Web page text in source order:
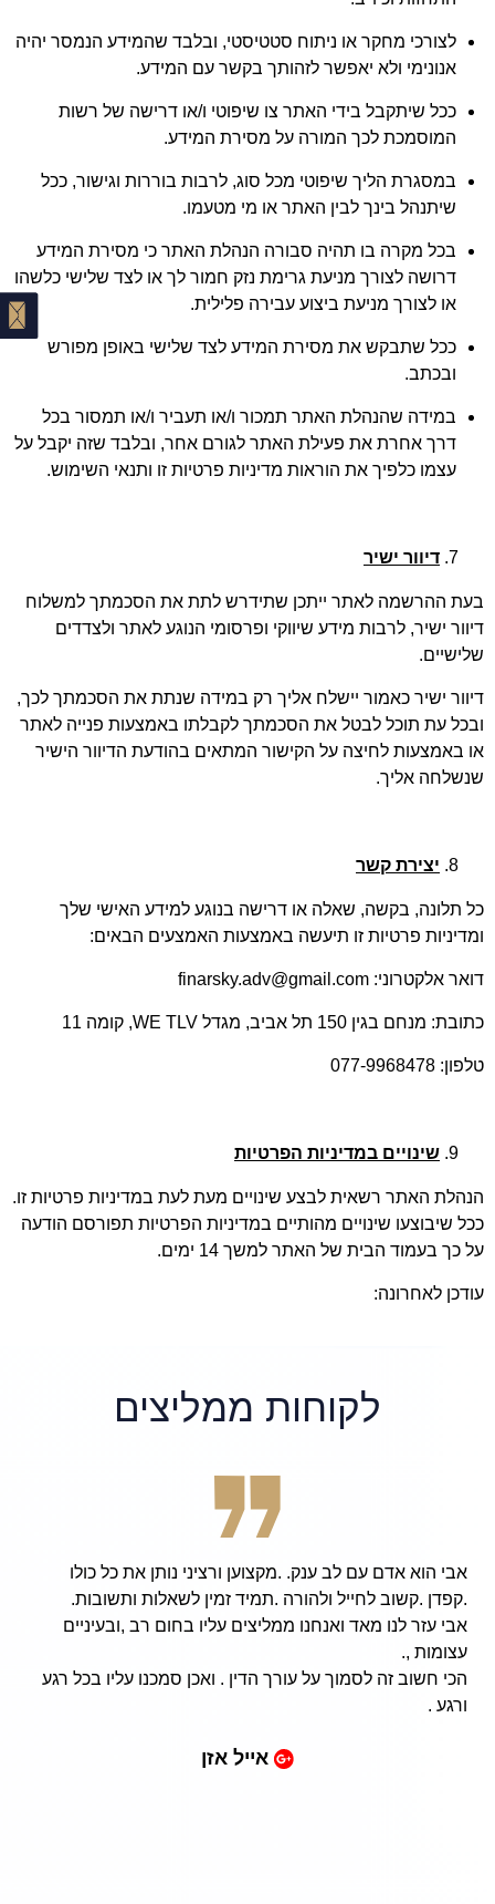
לצורכי מחקר או ניתוח סטטיסטי, ובלבד שהמידע הנמסר יהיה
אנונימי ולא יאפשר לזהותך בקשר עם המידע.
ככל שיתקבל בידי האתר צו שיפוטי ו/או דרישה של רשות
המוסמכת לכך המורה על מסירת המידע.
במסגרת הליך שיפוטי מכל סוג, לרבות בוררות וגישור, ככל
שיתנהל בינך לבין האתר או מי מטעמו.
בכל מקרה בו תהיה סבורה הנהלת האתר כי מסירת המידע
דרושה לצורך מניעת גרימת נזק חמור לך או לצד שלישי כלשהו
או לצורך מניעת ביצוע עבירה פלילית.
ככל שתבקש את מסירת המידע לצד שלישי באופן מפורש
ובכתב.
במידה שהנהלת האתר תמכור ו/או תעביר ו/או תמסור בכל
דרך אחרת את פעילת האתר לגורם אחר, ובלבד שזה יקבל על
עצמו כלפיך את הוראות מדיניות פרטיות זו ותנאי השימוש.
דיוור ישיר
בעת ההרשמה לאתר ייתכן שתידרש לתת את הסכמתך למשלוח
דיוור ישיר, לרבות מידע שיווקי ופרסומי הנוגע לאתר ולצדדים
שלישיים.
דיוור ישיר כאמור יישלח אליך רק במידה שנתת את הסכמתך לכך,
ובכל עת תוכל לבטל את הסכמתך לקבלתו באמצעות פנייה לאתר
או באמצעות לחיצה על הקישור המתאים בהודעת הדיוור הישיר
שנשלחה אליך.
יצירת קשר
כל תלונה, בקשה, שאלה או דרישה בנוגע למידע האישי שלך
ומדיניות פרטיות זו תיעשה באמצעות האמצעים הבאים:
דואר אלקטרוני: finarsky.adv@gmail.com
כתובת: מנחם בגין 150 תל אביב, מגדל WE TLV, קומה 11
טלפון: 077-9968478
שינויים במדיניות הפרטיות
הנהלת האתר רשאית לבצע שינויים מעת לעת במדיניות פרטיות זו.
ככל שיבוצעו שינויים מהותיים במדיניות הפרטיות תפורסם הודעה
על כך בעמוד הבית של האתר למשך 14 ימים.
עודכן לאחרונה:
לקוחות ממליצים
.מקצוען ורציני נותן את כל כולו
ולהורה .תמיד זמין לשאלות ותשובות.
ממליצים עליו בחום רב ,ובעיניים
על עורך הדין . ואכן סמכנו עליו בכל רגע
working
I am now
and family,
done an